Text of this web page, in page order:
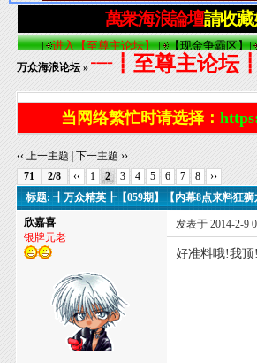
万众海浪论坛»┈┋至尊主论
当网络繁忙时请选择：
‹‹ 上一主题 |下一主题 ››
71
2/8 ‹‹ 1 2 3 4 5 6 7 8
››
标题: ┫万众精英┣【059期】【内幕8点来料狂
欣嘉喜
银牌元老
发表于 2014-2-9
好准料哦!我